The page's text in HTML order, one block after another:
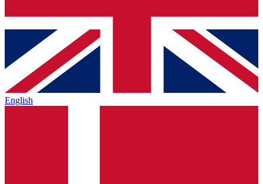
English